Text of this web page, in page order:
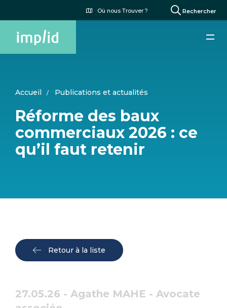
principal
Où nous Trouver ?
Menu
du
Rechercher
Accueil Publications et actualités
Réforme des baux
commerciaux 2026 : ce
qu’il faut retenir
Retour à la liste
27.05.26 - Agathe MAHE - Avocate